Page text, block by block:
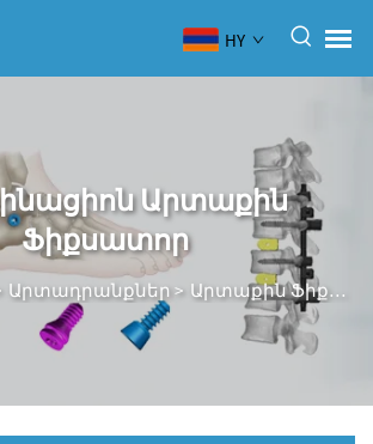
HY
Արտաքին
Ֆիքսատոր
Արտադրանքներ> Արտաքին Ֆիքսատոր Սիստեմ